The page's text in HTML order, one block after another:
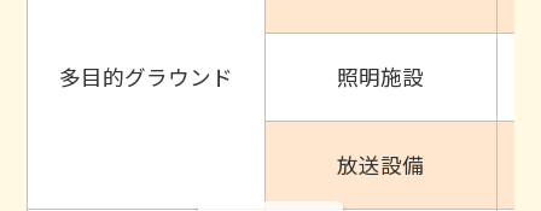
多目的グラウンド 照明施設
放送設備